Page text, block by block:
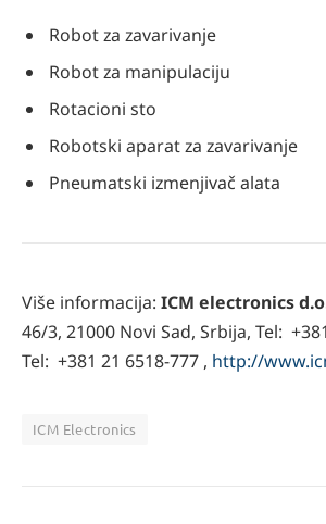
Robot za zavarivanje
Robot za manipulaciju
Rotacioni sto
Robotski aparat za zavarivanje
Pneumatski izmenjivač alata
Više informacija: ICM electronics
46/3, 21000 Novi Sad, Srbija, Tel:
Tel: +381 21 6518-777 , http://
ICM Electronics